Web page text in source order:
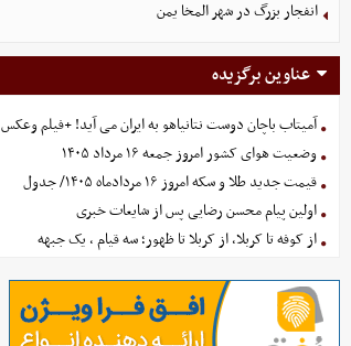
انفجار بزرگ در شهر المخا یمن
عناوین برگزیده
آمیتاب باچان دوست نتانیاهو به ایران می آید! +فیلم وعکس
وضعیت هوای کشور امروز جمعه ۱۶ مرداد ۱۴۰۵
قیمت جدید طلا و سکه امروز ۱۶ مردادماه ۱۴۰۵/ جدول
اولین پیام محسن رضایی پس از شایعات خبری
از کوفه تا کربلا، از کربلا تا ظهور؛ سه قیام ، یک جبهه